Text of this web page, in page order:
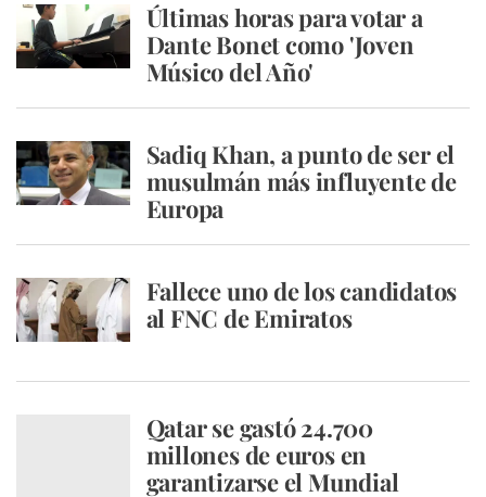
Últimas horas para votar a
Dante Bonet como 'Joven
Músico del Año'
Sadiq Khan, a punto de ser el
musulmán más influyente de
Europa
Fallece uno de los candidatos
al FNC de Emiratos
Qatar se gastó 24.700
millones de euros en
garantizarse el Mundial